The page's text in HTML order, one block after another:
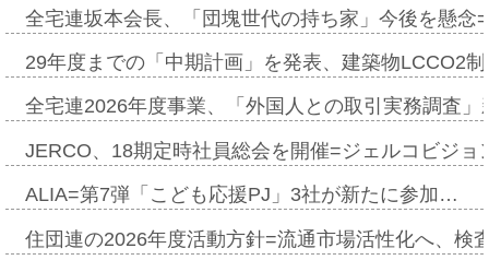
全宅連坂本会長、「団塊世代の持ち家」今後を懸
29年度までの「中期計画」を発表、建築物LCCO2
全宅連2026年度事業、「外国人との取引実務調査
JERCO、18期定時社員総会を開催=ジェルコビジ
ALIA=第7弾「こども応援PJ」3社が新たに参加…
住団連の2026年度活動方針=流通市場活性化へ、検